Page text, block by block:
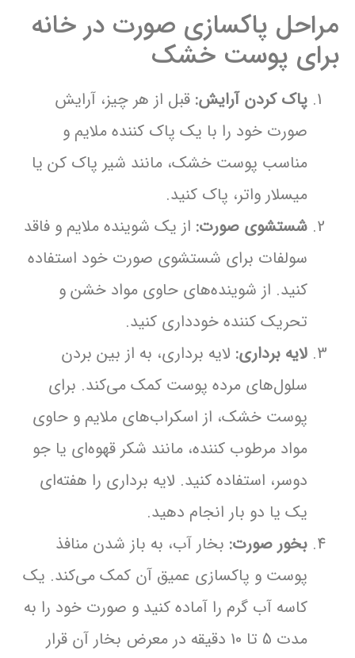
مراحل پاکسازی صورت در خانه
برای پوست خشک
پاک کردن آرایش: قبل از هر چیز، آرایش
صورت خود را با یک پاک کننده ملایم و
مناسب پوست خشک، مانند شیر پاک کن یا
میسلار واتر، پاک کنید.
شستشوی صورت: از یک شوینده ملایم و فاقد
سولفات برای شستشوی صورت خود استفاده
کنید. از شوینده‌های حاوی مواد خشن و
تحریک کننده خودداری کنید.
لایه برداری: لایه برداری، به از بین بردن
سلول‌های مرده پوست کمک می‌کند. برای
پوست خشک، از اسکراب‌های ملایم و حاوی
مواد مرطوب کننده، مانند شکر قهوه‌ای یا جو
دوسر، استفاده کنید. لایه برداری را هفته‌ای
یک یا دو بار انجام دهید.
بخور صورت: بخار آب، به باز شدن منافذ
پوست و پاکسازی عمیق آن کمک می‌کند. یک
کاسه آب گرم را آماده کنید و صورت خود را به
مدت 5 تا 10 دقیقه در معرض بخار آن قرار